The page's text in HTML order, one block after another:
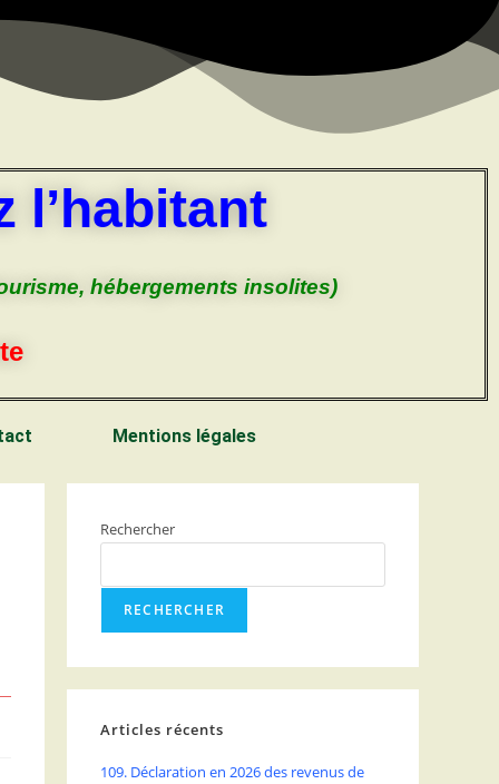
l’habitant
hébergements insolites)
Mentions légales
Rechercher
RECHERCHER
Articles récents
109. Déclaration en 2026 des revenus de